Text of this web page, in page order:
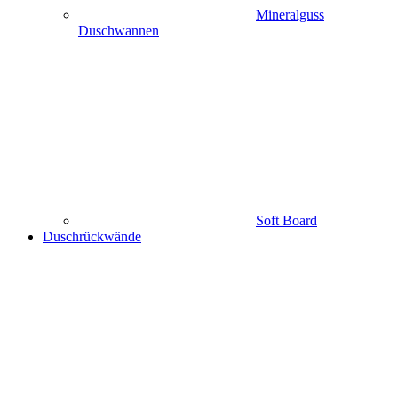
Mineralguss
Duschwannen
Soft Board
Duschrückwände